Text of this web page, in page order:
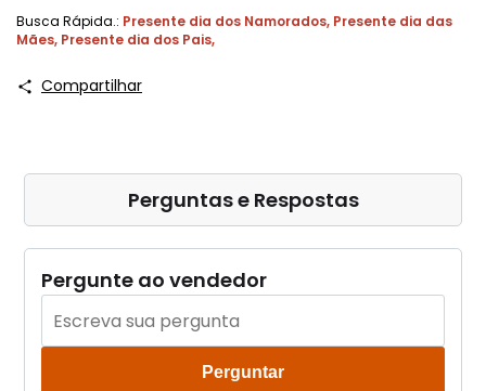
Busca Rápida.: Presente dia dos Namorados, Presente dia das
Mães, Presente dia dos Pais,
Compartilhar
Perguntas e Respostas
Pergunte ao vendedor
Perguntar